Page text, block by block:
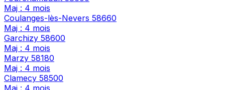
Maj : 4 mois
Coulanges-lès-Nevers 58660
Maj : 4 mois
Garchizy 58600
Maj : 4 mois
Marzy 58180
Maj : 4 mois
Clamecy 58500
Maj : 4 mois